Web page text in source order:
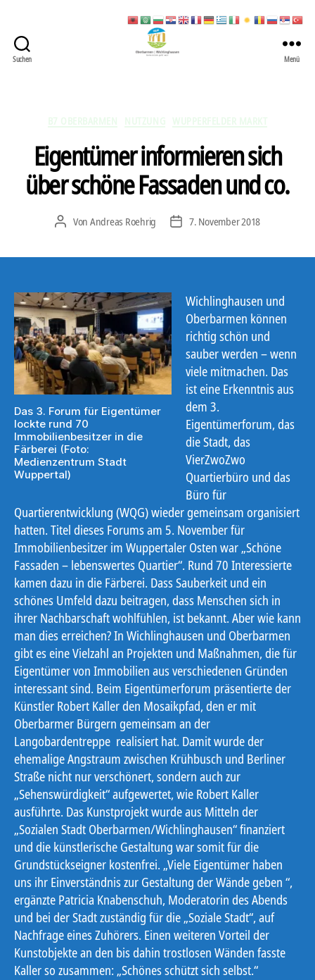
Suchen Menü
Eigentümer informieren sich
über schöne Fassaden und co.
Beitragsautor
Von Andreas Roehrig Veröffentlichungsdatum
7. November 2018
Das 3. Forum für Eigentümer
lockte rund 70
Immobilienbesitzer in die
Färberei (Foto:
Medienzentrum Stadt
Wuppertal)
Wichlinghausen und
Oberbarmen können
richtig schön und
sauber werden – wenn
viele mitmachen. Das
ist eine Erkenntnis aus
dem 3.
Eigentümerforum, das
die Stadt, das
VierZwoZwo
Quartierbüro und das
Büro für
Quartierentwicklung (WQG) wieder gemeinsam organisiert
hatten. Titel dieses Forums am 5. November für
Immobilienbesitzer im Wuppertaler Osten war „Schöne
Fassaden – lebenswertes Quartier“. Rund 70 Interessierte
kamen dazu in die Färberei. Dass Sauberkeit und ein
schönes Umfeld dazu beitragen, dass Menschen sich in
ihrer Nachbarschaft wohlfühlen, ist bekannt. Aber wie kann
man dies erreichen? In Wichlinghausen und Oberbarmen
gibt es eine Vielzahl an Projekten und Maßnahmen, die für
Eigentümer von Immobilien aus verschiedenen Gründen
interessant sind. Beim Eigentümerforum präsentierte der
Künstler Robert Kaller den Mosaikpfad, den er mit
Oberbarmer Bürgern gemeinsam an der
Langobardentreppe realisiert hat. Damit wurde der
ehemalige Angstraum zwischen Krühbusch und Berliner
Straße nicht nur verschönert, sondern auch zur
„Sehenswürdigkeit“ aufgewertet, wie Robert Kaller
ausführte. Das Kunstprojekt wurde aus Mitteln der
„Sozialen Stadt Oberbarmen/Wichlinghausen“ finanziert
und die künstlerische Gestaltung war somit für die
Grundstückseigner kostenfrei. „Viele Eigentümer haben
uns ihr Einverständnis zur Gestaltung der Wände geben “,
ergänzte Patricia Knabenschuh, Moderatorin des Abends
und bei der Stadt zuständig für die „Soziale Stadt“, auf
Nachfrage eines Zuhörers. Einen weiteren Vorteil der
Kunstobjekte an den bis dahin trostlosen Wänden fasste
Kaller so zusammen: „Schönes schützt sich selbst.“